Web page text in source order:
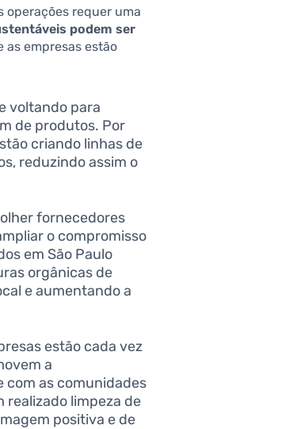
operações requer uma
podem ser
as empresas estão
voltando para
de produtos. Por
criando linhas de
reduzindo assim o
fornecedores
o compromisso
em São Paulo
orgânicas de
e aumentando a
estão cada vez
a
com as comunidades
realizado limpeza de
positiva e de